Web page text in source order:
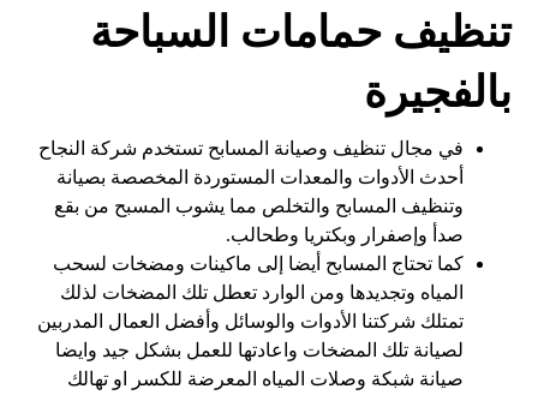
تنظيف حمامات السباحة
بالفجيرة
في مجال تنظيف وصيانة المسابح تستخدم شركة النجاح
أحدث الأدوات والمعدات المستوردة المخصصة بصيانة
وتنظيف المسابح والتخلص مما يشوب المسبح من بقع
صدأ وإصفرار وبكتريا وطحالب.
كما تحتاج المسابح أيضا إلى ماكينات ومضخات لسحب
المياه وتجديدها ومن الوارد تعطل تلك المضخات لذلك
تمتلك شركتنا الأدوات والوسائل وأفضل العمال المدربين
لصيانة تلك المضخات واعادتها للعمل بشكل جيد وايضا
صيانة شبكة وصلات المياه المعرضة للكسر او تهالك